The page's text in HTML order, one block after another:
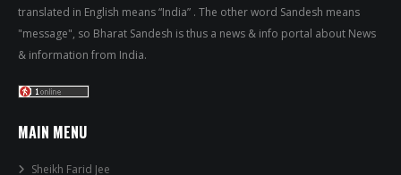
translated in English means “India” . The other word Sandesh means
"message", so Bharat Sandesh is thus a news & info portal about News
& information from India.
MAIN MENU
Sheikh Farid Jee